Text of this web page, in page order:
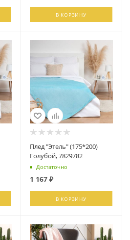
В КОРЗИНУ
Плед "Этель" (175*200)
Голубой, 7829782
Достаточно
1 167₽
В КОРЗИНУ